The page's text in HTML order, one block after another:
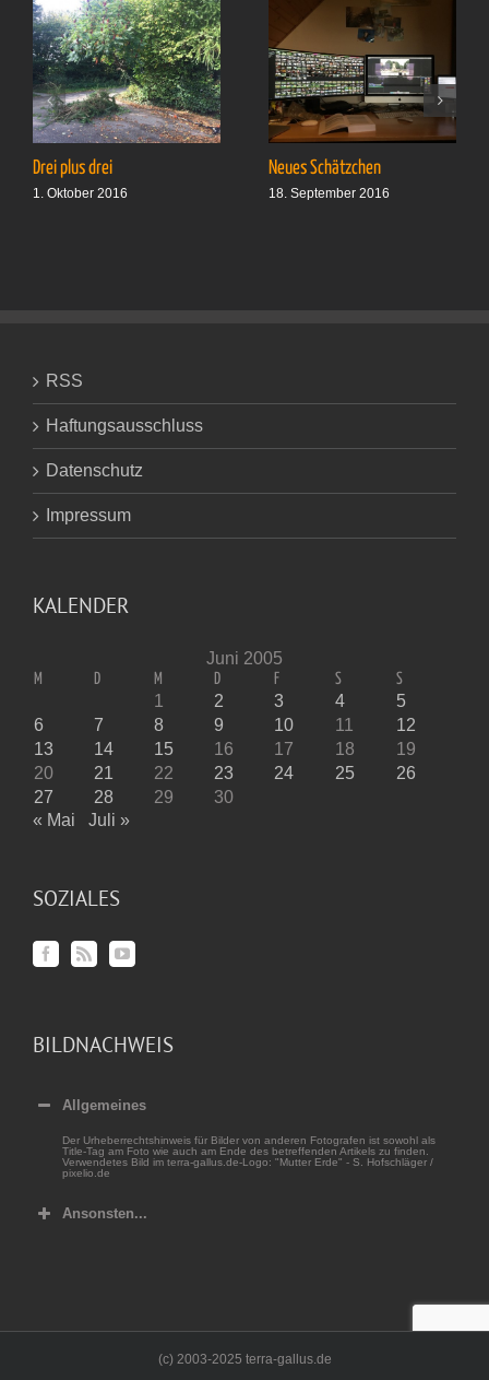
Drei plus drei
1. Oktober 2016
Neues Schätzchen
18. September 2016
RSS
Haftungsausschluss
Datenschutz
Impressum
KALENDER
Juni 2005
M D M D F S S
1 2 3 4
5
6
7 8 9 10 11
12
13
14 15 16 17 18
19
20
21 22 23 24 25
26
27
28 29
30
« Mai
Juli »
SOZIALES
BILDNACHWEIS
Allgemeines
Der Urheberrechtshinweis für Bilder von anderen Fotografen ist sowohl als
Title-Tag am Foto wie auch am Ende des betreffenden Artikels zu finden.
Verwendetes Bild im terra-gallus.de-Logo: "Mutter Erde" - S. Hofschläger /
pixelio.de
Ansonsten...
(c) 2003-2025 terra-gallus.de